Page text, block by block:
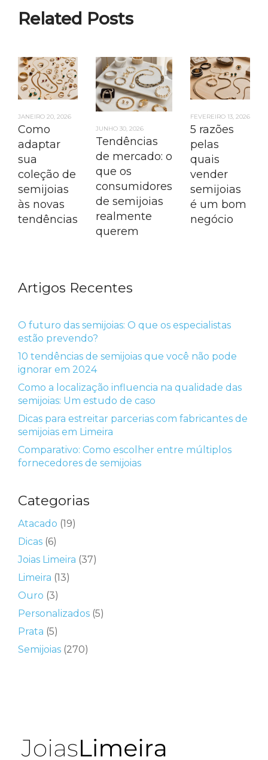
Related Posts
JANEIRO 20, 2026
Como
adaptar
sua
coleção de
semijoias
às novas
tendências
JUNHO 30, 2026
Tendências
de mercado: o
que os
consumidores
de semijoias
realmente
querem
FEVEREIRO 13, 2026
5 razões
pelas
quais
vender
semijoias
é um bom
negócio
Artigos Recentes
O futuro das semijoias: O que os especialistas
estão prevendo?
10 tendências de semijoias que você não pode
ignorar em 2024
Como a localização influencia na qualidade das
semijoias: Um estudo de caso
Dicas para estreitar parcerias com fabricantes de
semijoias em Limeira
Comparativo: Como escolher entre múltiplos
fornecedores de semijoias
Categorias
Atacado (19)
Dicas (6)
Joias Limeira (37)
Limeira (13)
Ouro (3)
Personalizados (5)
Prata (5)
Semijoias (270)